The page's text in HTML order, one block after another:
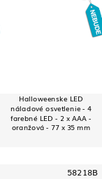
Halloweenske LED
náladové osvetlenie - 4
farebné LED - 2 x AAA -
oranžová - 77 x 35 mm
58218B